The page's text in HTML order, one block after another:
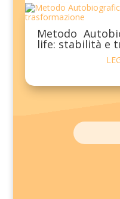
Metodo
life: stabilità e